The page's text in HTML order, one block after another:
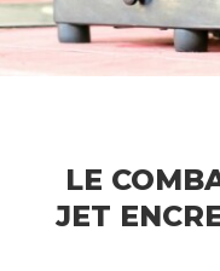
LE
JET